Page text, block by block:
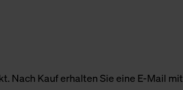
Nach Kauf erhalten Sie eine E-Mail